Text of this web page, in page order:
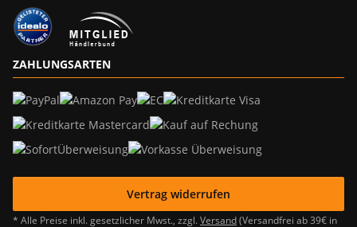
ZAHLUNGSARTEN
Vertrag widerrufen
* Alle Preise inkl. gesetzlicher Mwst., zzgl.Versand(Versandfrei ab 39€ in